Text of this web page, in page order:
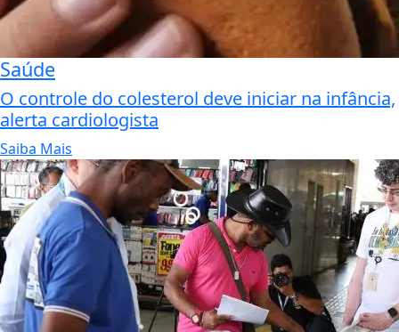
Saúde
O controle do colesterol deve iniciar na infância,
alerta cardiologista
Saiba Mais